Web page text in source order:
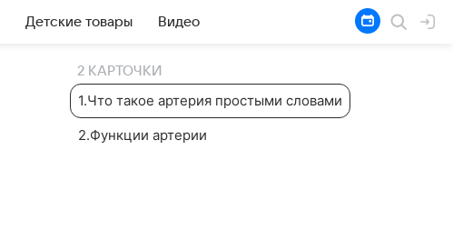
Детские товары Видео
2 КАРТОЧКИ
1.Что такое артерия простыми словами
2.Функции артерии